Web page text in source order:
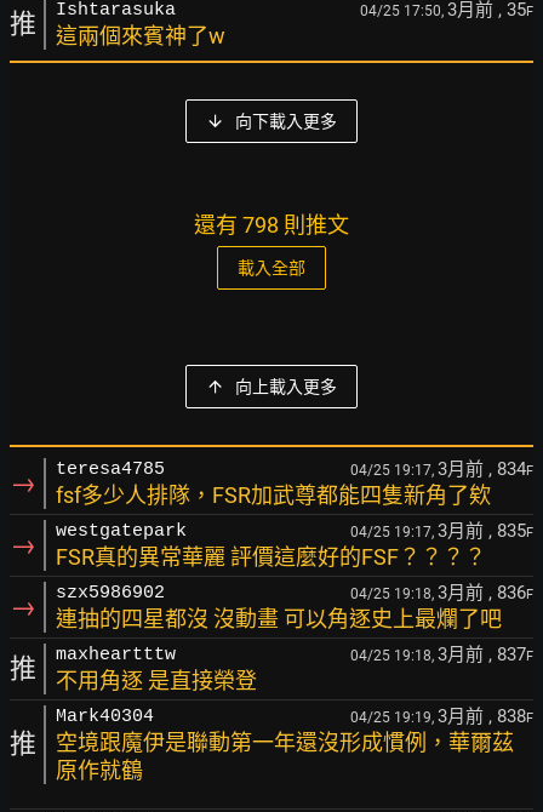
推 Ishtarasuka 04/25 17:50, 3月前 , 35F
這兩個來賓神了w
向下載入更多
還有 798 則推文
載入全部
向上載入更多
→ teresa4785 04/25 19:17, 3月前 , 834F
fsf多少人排隊，FSR加武尊都能四隻新角了欸
→ westgatepark 04/25 19:17, 3月前 , 835F
FSR真的異常華麗 評價這麼好的FSF？？？？
→ szx5986902 04/25 19:18, 3月前 , 836F
連抽的四星都沒 沒動畫 可以角逐史上最爛了吧
推 maxheartttw 04/25 19:18, 3月前 , 837F
不用角逐 是直接榮登
推
Mark40304 04/25 19:19, 3月前 , 838F
空境跟魔伊是聯動第一年還沒形成慣例，華爾茲
原作就鶴